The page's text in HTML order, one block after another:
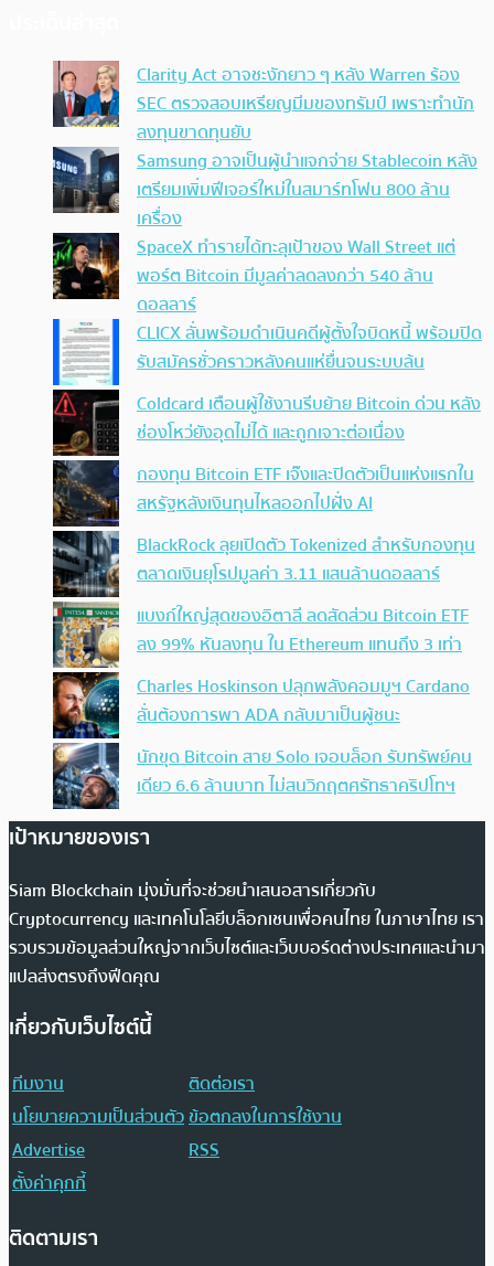
Clarity Act อาจชะงักยาว ๆ หลัง Warren ร้อง
SEC ตรวจสอบเหรียญมีมของทรัมป์ เพราะทำนัก
ลงทุนขาดทุนยับ
Samsung อาจเป็นผู้นำแจกจ่าย Stablecoin หลัง
เตรียมเพิ่มฟีเจอร์ใหม่ในสมาร์ทโฟน 800 ล้าน
เครื่อง
SpaceX ทำรายได้ทะลุเป้าของ Wall Street แต่
พอร์ต Bitcoin มีมูลค่าลดลงกว่า 540 ล้าน
ดอลลาร์
CLICX ลั่นพร้อมดำเนินคดีผู้ตั้งใจบิดหนี้ พร้อมปิด
รับสมัครชั่วคราวหลังคนแห่ยื่นจนระบบล้น
Coldcard เตือนผู้ใช้งานรีบย้าย Bitcoin ด่วน หลัง
ช่องโหว่ยังอุดไม่ได้ และถูกเจาะต่อเนื่อง
กองทุน Bitcoin ETF เจ๊งและปิดตัวเป็นแห่งแรกใน
สหรัฐหลังเงินทุนไหลออกไปฝั่ง AI
BlackRock ลุยเปิดตัว Tokenized สำหรับกองทุน
ตลาดเงินยุโรปมูลค่า 3.11 แสนล้านดอลลาร์
แบงก์ใหญ่สุดของอิตาลี ลดสัดส่วน Bitcoin ETF
ลง 99% หันลงทุน ใน Ethereum แทนถึง 3 เท่า
Charles Hoskinson ปลุกพลังคอมมูฯ Cardano
ลั่นต้องการพา ADA กลับมาเป็นผู้ชนะ
นักขุด Bitcoin สาย Solo เจอบล็อก รับทรัพย์คน
เดียว 6.6 ล้านบาท ไม่สนวิกฤตศรัทธาคริปโทฯ
เป้าหมายของเรา
Siam Blockchain มุ่งมั่นที่จะช่วยนำเสนอสารเกี่ยวกับ
Cryptocurrency และเทคโนโลยีบล็อกเชนเพื่อคนไทย ในภาษาไทย เรา
รวบรวมข้อมูลส่วนใหญ่จากเว็บไซต์และเว็บบอร์ดต่างประเทศและนำมา
แปลส่งตรงถึงฟีดคุณ
เกี่ยวกับเว็บไซต์นี้
ทีมงาน
ติดต่อเรา
นโยบายความเป็นส่วนตัวข้อตกลงในการใช้งาน
Advertise
RSS
ตั้งค่าคุกกี้
ติดตามเรา